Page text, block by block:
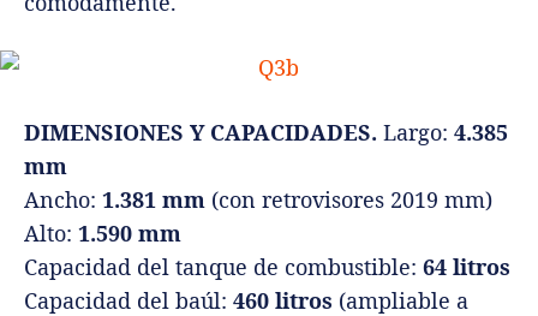
DIMENSIONES Y CAPACIDADES. Largo: 4.385
mm
Ancho: 1.381 mm (con retrovisores 2019 mm)
Alto: 1.590 mm
Capacidad del tanque de combustible: 64 litros
Capacidad del baúl: 460 litros (ampliable a